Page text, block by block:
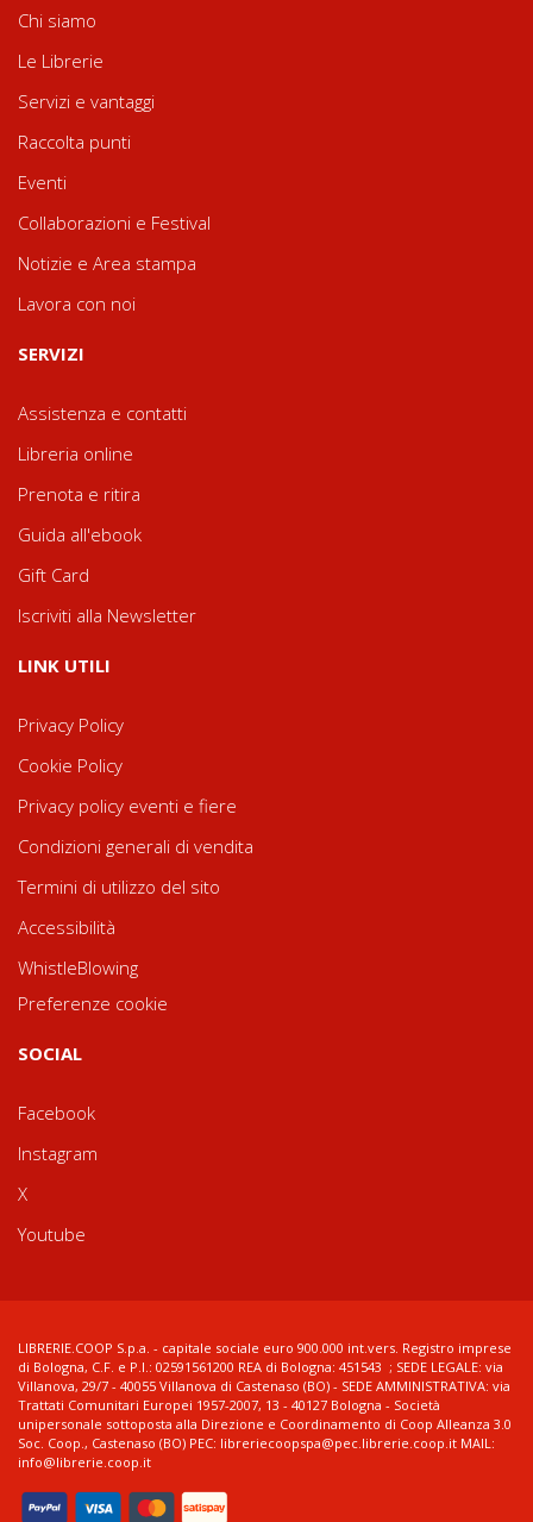
Chi siamo
Le Librerie
Servizi e vantaggi
Raccolta punti
Eventi
Collaborazioni e Festival
Notizie e Area stampa
Lavora con noi
SERVIZI
Assistenza e contatti
Libreria online
Prenota e ritira
Guida all'ebook
Gift Card
Iscriviti alla Newsletter
LINK UTILI
Privacy Policy
Cookie Policy
Privacy policy eventi e fiere
Condizioni generali di vendita
Termini di utilizzo del sito
Accessibilità
WhistleBlowing
Preferenze cookie
SOCIAL
Facebook
Instagram
X
Youtube
LIBRERIE.COOP S.p.a. - capitale sociale euro 900.000 int.vers. Registro imprese
di Bologna, C.F. e P.I.: 02591561200 REA di Bologna: 451543 ; SEDE LEGALE: via
Villanova, 29/7 - 40055 Villanova di Castenaso (BO) - SEDE AMMINISTRATIVA: via
Trattati Comunitari Europei 1957-2007, 13 - 40127 Bologna - Società
unipersonale sottoposta alla Direzione e Coordinamento di Coop Alleanza 3.0
Soc. Coop., Castenaso (BO) PEC: libreriecoopspa@pec.librerie.coop.it MAIL:
info@librerie.coop.it